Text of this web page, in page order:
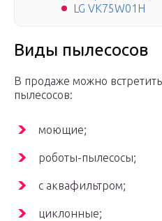
LG VK75W01H
Виды пылесосов
В продаже можно
пылесосов:
моющие;
роботы-пылесосы;
с аквафильтром;
циклонные;